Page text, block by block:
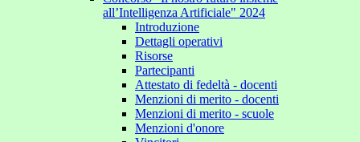
all’Intelligenza Artificiale" 2024
Introduzione
Dettagli operativi
Risorse
Partecipanti
Attestato di fedeltà - docenti
Menzioni di merito - docenti
Menzioni di merito - scuole
Menzioni d'onore